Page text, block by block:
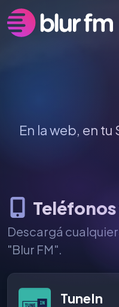
En la web, en tu
Descargá
"Blur FM".
TuneIn